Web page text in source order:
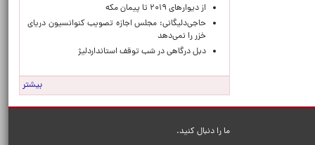
از دیوارهای ۲۰۱۹ تا پیمان مکه
حاجی‌دلیگانی: مجلس اجازه تصویب کنوانسیون دریای
خزر را نمی‌دهد
دبل درگاهی در شب توقف استانداردلیژ
بیشتر
ما را دنبال کنید.